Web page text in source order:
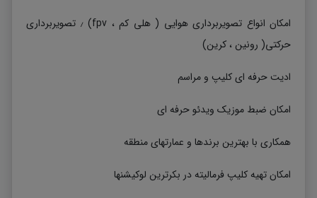
امکان انواع تصویربرداری هوایی ( هلی کم ، fpv) ٫ تصویربرداری
حرکتی( رونین ، کرین)
ادیت حرفه ای کلیپ و مراسم
امکان ضبط موزیک ویدئو حرفه ای
همکاری با بهترین برندها و عمارتهای منطقه
امکان تهیه کلیپ فرمالیته در بکرترین لوکیشنها